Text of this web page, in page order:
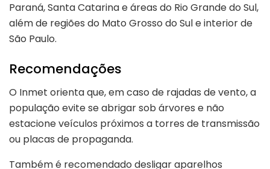
Paraná, Santa Catarina e áreas do Rio Grande do Sul,
além de regiões do Mato Grosso do Sul e interior de
São Paulo.
Recomendações
O Inmet orienta que, em caso de rajadas de vento, a
população evite se abrigar sob árvores e não
estacione veículos próximos a torres de transmissão
ou placas de propaganda.
Também é recomendado desligar aparelhos